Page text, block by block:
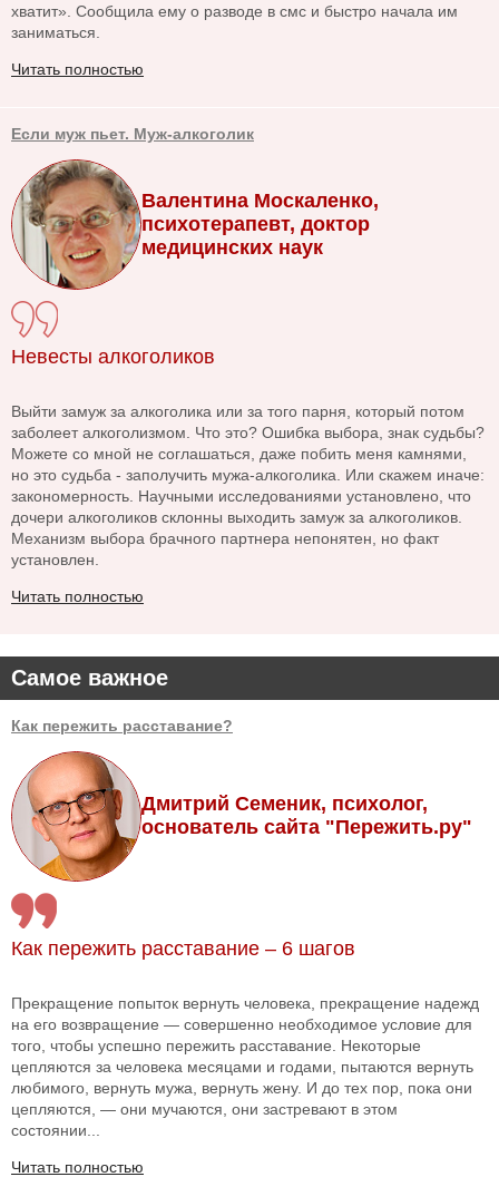
Самое важное
Как пережить расставание?
Дмитрий Семеник, психолог,
основатель сайта "Пережить.ру"
Как пережить расставание – 6 шагов
Прекращение попыток вернуть человека, прекращение надежд
на его возвращение — совершенно необходимое условие для
того, чтобы успешно пережить расставание. Некоторые
цепляются за человека месяцами и годами, пытаются вернуть
любимого, вернуть мужа, вернуть жену. И до тех пор, пока они
цепляются, — они мучаются, они застревают в этом
состоянии...
Читать полностью
хватит». Сообщила ему о разводе в смс и быстро начала им
заниматься.
Читать полностью
Если муж пьет. Муж-алкоголик
Валентина Москаленко,
психотерапевт, доктор
медицинских наук
Невесты алкоголиков
Выйти замуж за алкоголика или за того парня, который потом
заболеет алкоголизмом. Что это? Ошибка выбора, знак судьбы?
Можете со мной не соглашаться, даже побить меня камнями,
но это судьба - заполучить мужа-алкоголика. Или скажем иначе:
закономерность. Научными исследованиями установлено, что
дочери алкоголиков склонны выходить замуж за алкоголиков.
Механизм выбора брачного партнера непонятен, но факт
установлен.
Читать полностью